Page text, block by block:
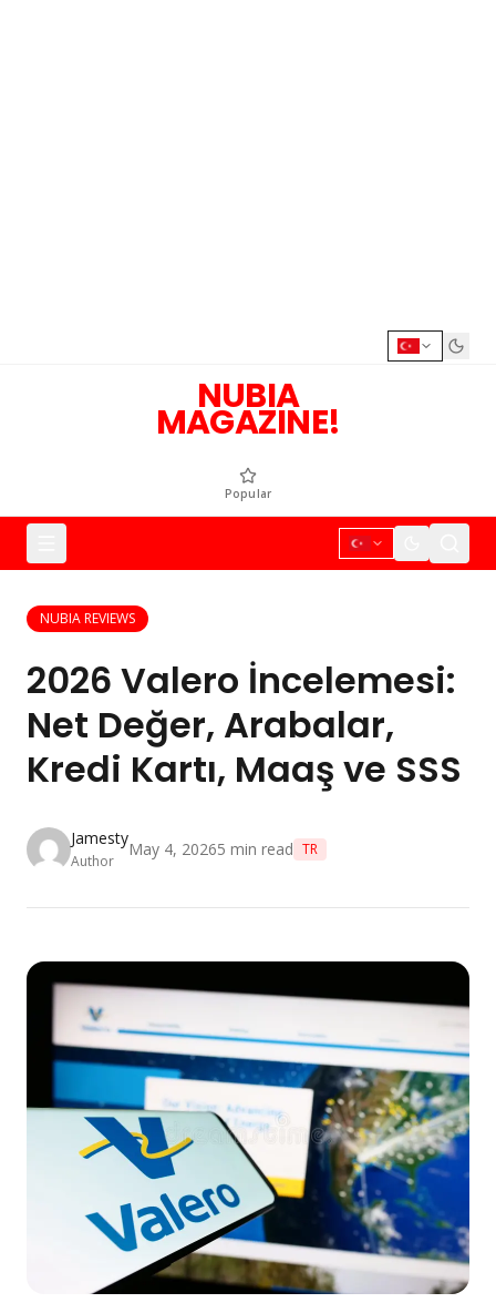
NUBIA
MAGAZINE!
Popular
NUBIA REVIEWS
2026 Valero İncelemesi:
Net Değer, Arabalar,
Kredi Kartı, Maaş ve SSS
Jamesty
Author
May 4, 20265 min read TR